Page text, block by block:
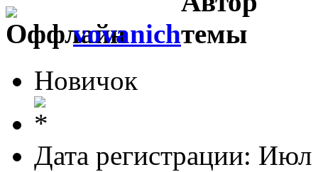
vovanich
Новичок
Дата регистрации: